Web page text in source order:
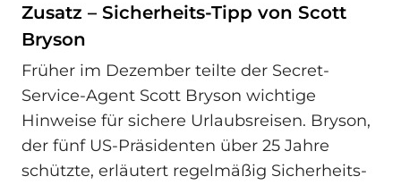
Zusatz – Sicherheits-Tipp von Scott
Bryson
Früher im Dezember teilte der Secret-
Service-Agent Scott Bryson wichtige
Hinweise für sichere Urlaubsreisen. Bryson,
der fünf US-Präsidenten über 25 Jahre
schützte, erläutert regelmäßig Sicherheits-